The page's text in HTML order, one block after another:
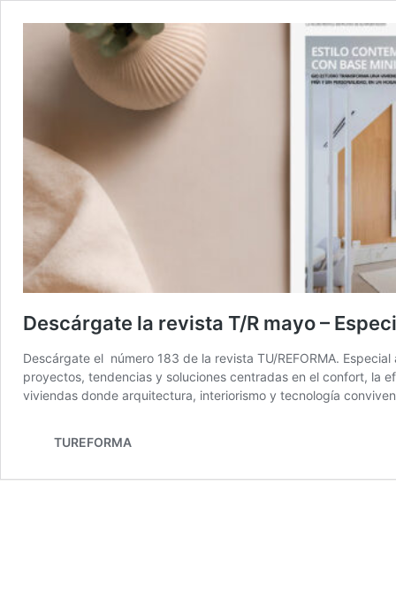
Descárgate la revista T/R mayo –
Descárgate el número 183 de la revista TU/REFORMA.
proyectos, tendencias y soluciones centradas en el confort, la
viviendas donde arquitectura, interiorismo y tecnología
TUREFORMA